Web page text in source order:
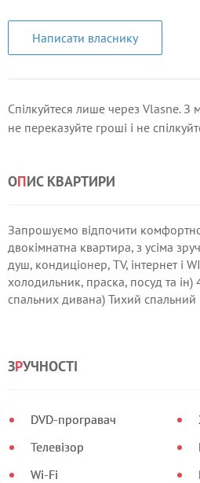
Написати власнику
Спілкуйтеся лише через Vlasne. З
не переказуйте гроші і не
ОПИС КВАРТИРИ
Запрошуємо відпочити
двокімнатна квартира, з усіма
душ, кондиціонер, TV, інтернет і
холодильник, праска, посуд та ін)
спальних дивана) Тихий спальний
ЗРУЧНОСТІ
DVD-програвач
Телевізор
Wi-Fi